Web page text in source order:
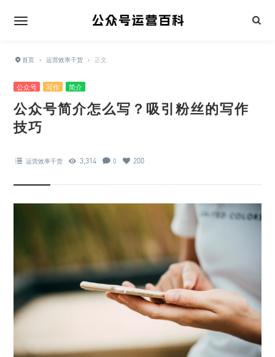
首页 › 运营效率干货 › 正文
公众号 写作 简介
公众号简介怎么写？吸引粉丝的写作
技巧
运营效率干货 3,314 0 200